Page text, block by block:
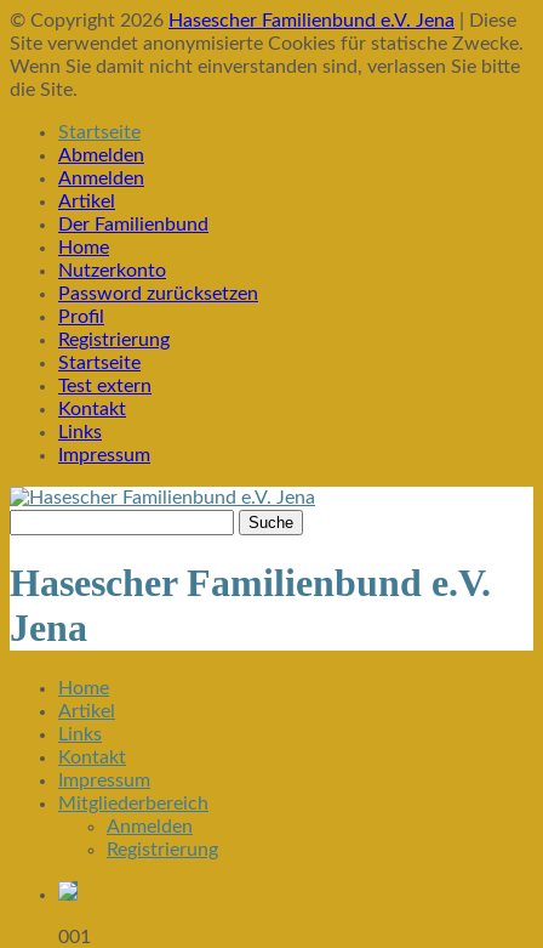
© Copyright 2026 Hasescher Familienbund e.V. Jena | Diese
Site verwendet anonymisierte Cookies für statische Zwecke.
Wenn Sie damit nicht einverstanden sind, verlassen Sie bitte
die Site.
Startseite
Abmelden
Anmelden
Artikel
Der Familienbund
Home
Nutzerkonto
Password zurücksetzen
Profil
Registrierung
Startseite
Test extern
Kontakt
Links
Impressum
Hasescher Familienbund e.V.
Jena
Home
Artikel
Links
Kontakt
Impressum
Mitgliederbereich
Anmelden
Registrierung
001